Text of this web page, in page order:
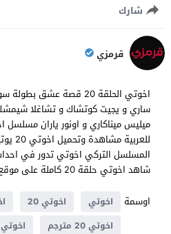
شارك
قرمزي
اخوتي الحلقة 20 قصة عشق
ساري و يجيت كوتشاك و تشاغلا
المسلسل التركي اخوتي تدور في
شاهد اخوتي حلقة 20 كاملة على موقع قصة عشق
اوسمة
اخوتي اخوتي 20
اخوتي 20 مترجم
اخوتي